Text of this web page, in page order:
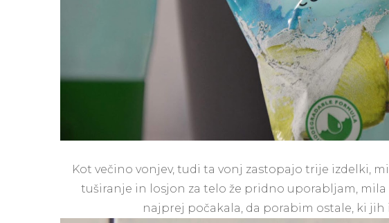
Kot večino vonjev, tudi ta vonj zastopajo trije izdelki,
tuširanje in losjon za telo že pridno uporabljam,
najprej počakala, da porabim ostale, ki